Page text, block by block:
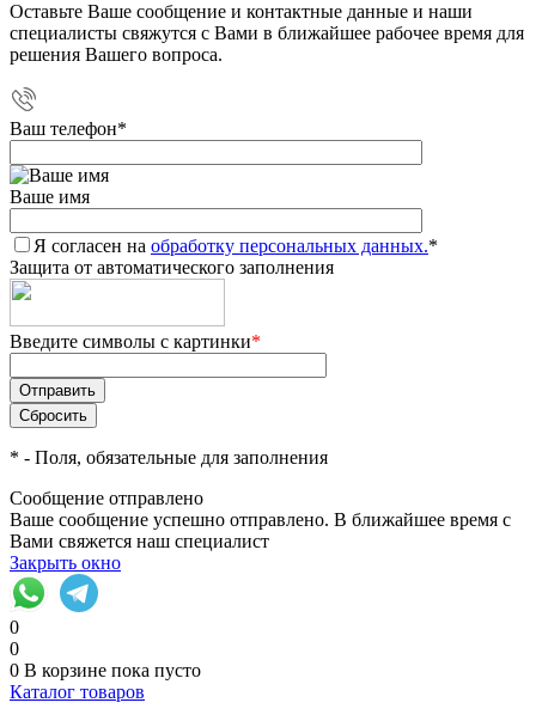
Оставьте Ваше сообщение и контактные данные и наши
специалисты свяжутся с Вами в ближайшее рабочее время для
решения Вашего вопроса.
Ваш телефон*
Ваше имя
Я согласен на обработку персональных данных.*
Защита от автоматического заполнения
Введите символы с картинки*
* - Поля, обязательные для заполнения
Сообщение отправлено
Ваше сообщение успешно отправлено. В ближайшее время с
Вами свяжется наш специалист
Закрыть окно
0
0
0 В корзине пока пусто
Каталог товаров